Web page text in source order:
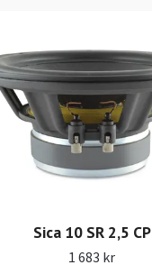
Sica 10 SR 2,5 CP
1 683 kr